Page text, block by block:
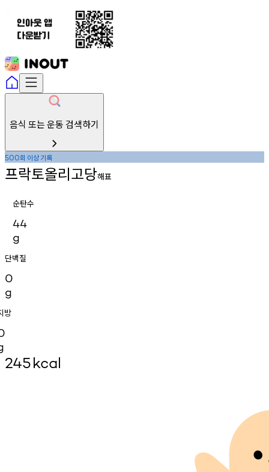
음식 또는 운동 검색하기
500회 이상기록
프락토올리고당해표
순탄수
44
g
단백질
0
g
방
245kcal